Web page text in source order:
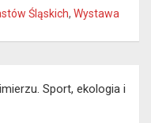
Śląskich, Wystawa
Sport, ekologia i